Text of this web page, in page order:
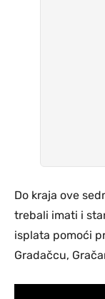
Do kraja ove
trebali imati i
isplata pomoći
Gradačcu,